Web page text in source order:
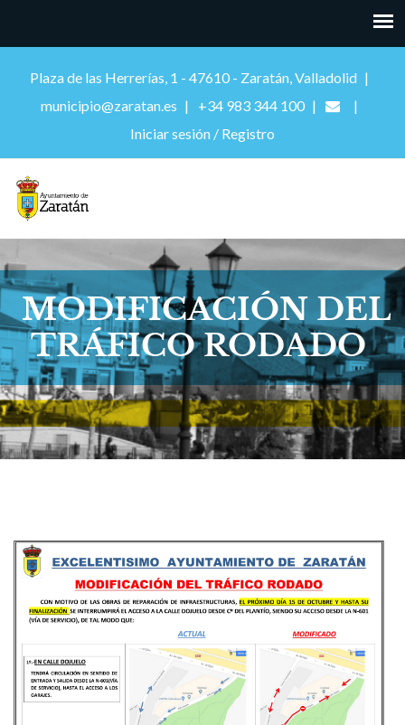
Plaza de las Herrerías, 1 - 47610 - Zaratán, Valladolid
municipio@zaratan.es
+34 983 344 100
Iniciar sesión / Registro
MODIFICACIÓN DEL
TRÁFICO RODADO